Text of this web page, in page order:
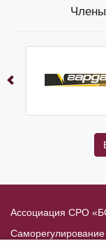
Ассоциация СРО
Саморегулирование